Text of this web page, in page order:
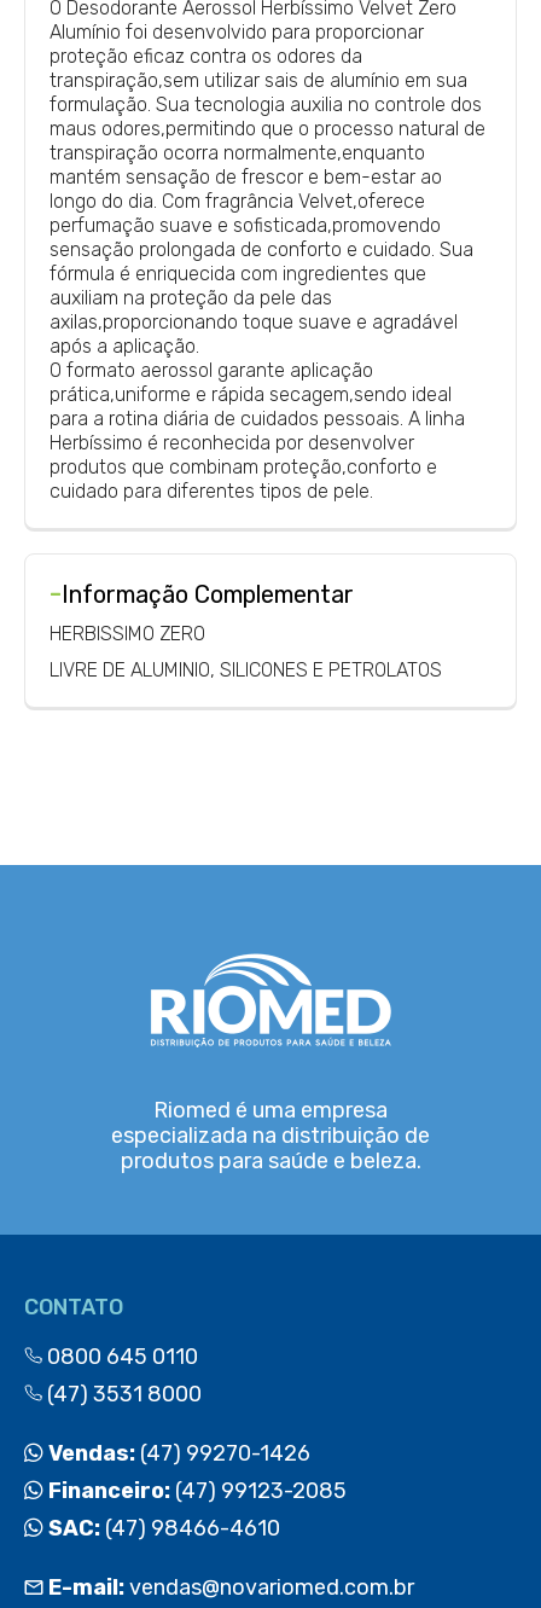
O Desodorante Aerossol Herbíssimo Velvet Zero
Alumínio foi desenvolvido para proporcionar
proteção eficaz contra os odores da
transpiração,sem utilizar sais de alumínio em sua
formulação. Sua tecnologia auxilia no controle dos
maus odores,permitindo que o processo natural de
transpiração ocorra normalmente,enquanto
mantém sensação de frescor e bem-estar ao
longo do dia. Com fragrância Velvet,oferece
perfumação suave e sofisticada,promovendo
sensação prolongada de conforto e cuidado. Sua
fórmula é enriquecida com ingredientes que
auxiliam na proteção da pele das
axilas,proporcionando toque suave e agradável
após a aplicação.
O formato aerossol garante aplicação
prática,uniforme e rápida secagem,sendo ideal
para a rotina diária de cuidados pessoais. A linha
Herbíssimo é reconhecida por desenvolver
produtos que combinam proteção,conforto e
cuidado para diferentes tipos de pele.
-Informação Complementar
HERBISSIMO ZERO
LIVRE DE ALUMINIO, SILICONES E PETROLATOS
Riomed é uma empresa
especializada na distribuição de
produtos para saúde e beleza.
CONTATO
0800 645 0110
(47) 3531 8000
Vendas: (47) 99270-1426
Financeiro: (47) 99123-2085
SAC: (47) 98466-4610
E-mail:vendas@novariomed.com.br